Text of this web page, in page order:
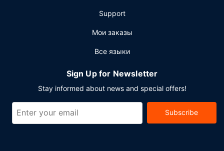
Support
Мои заказы
Все языки
Sign Up for Newsletter
Stay informed about news and special offers!
Subscribe